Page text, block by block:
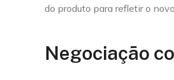
do produto para refletir o
Negociação